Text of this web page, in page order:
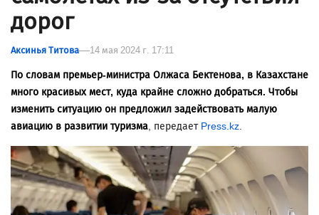
дорог
Аксинья Титова 14 мая 2024 г. 17:11
По словам премьер-министра Олжаса Бектенова, в Казахстане
много красивых мест, куда крайне сложно добраться. Чтобы
изменить ситуацию он предложил задействовать малую
авиацию в развитии туризма, передает Press.kz.